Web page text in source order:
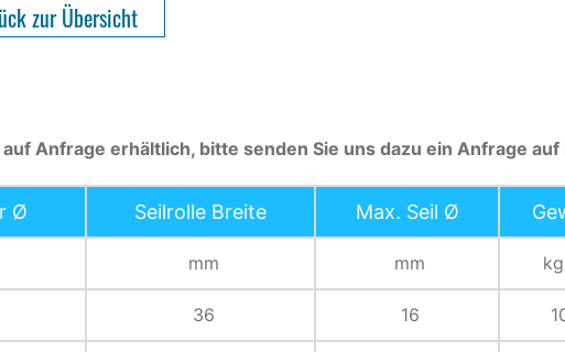
zur Übersicht
Anfrage erhältlich, bitte senden Sie uns dazu ein Anfrage auf
Ø Seilrolle Breite Max. Seil Ø
mm mm
36 16